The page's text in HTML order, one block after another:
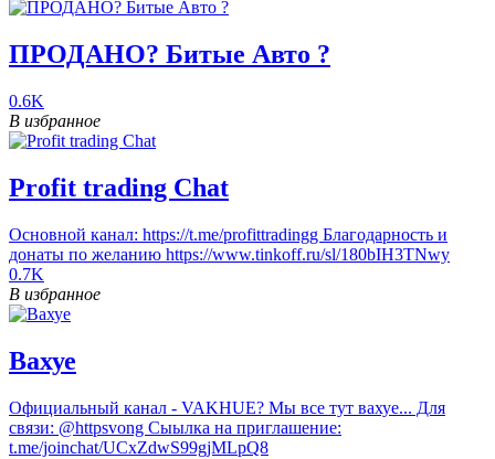
ПРОДАНО? Битые Авто ?
0.6K
В избранное
Profit trading Chat
Основной канал: https://t.me/profittradingg Благодарность и
донаты по желанию https://www.tinkoff.ru/sl/180bIH3TNwy
0.7K
В избранное
Вахуе
Официальный канал - VAKHUE? Мы все тут вахуе... Для
связи: @httpsvong Сыылка на приглашение:
t.me/joinchat/UCxZdwS99gjMLpQ8